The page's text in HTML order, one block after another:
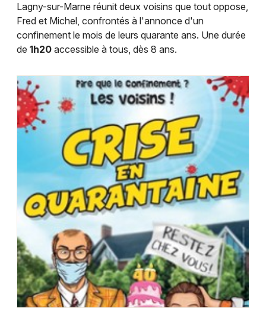
77 - Seine-et-Marne
Choisir mes départements
Mon email
Je m'abonne
Lagny-sur-Marne réunit deux voisins que tout oppose,
Fred et Michel, confrontés à l'annonce d'un
confinement le mois de leurs quarante ans. Une durée
de 1h20 accessible à tous, dès 8 ans.